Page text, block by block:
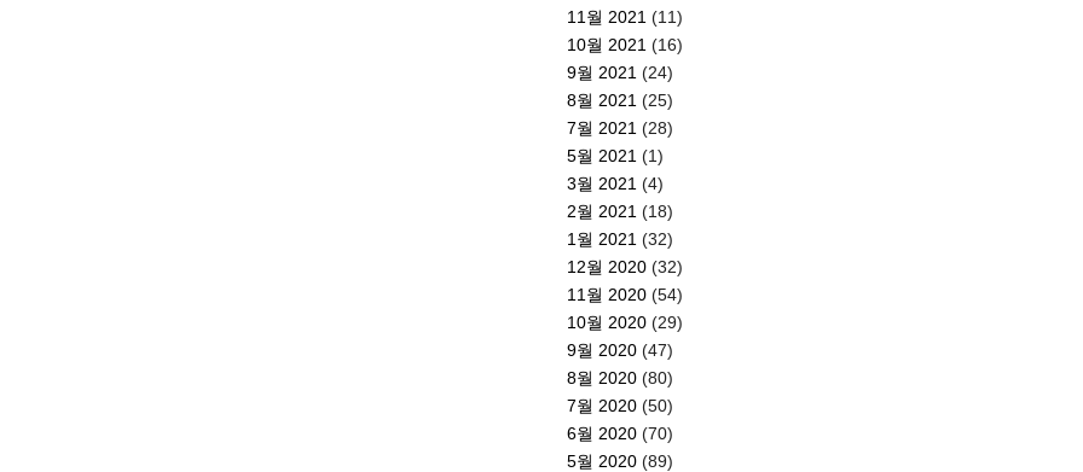
11월 2021 (11)
10월 2021 (16)
9월 2021 (24)
8월 2021 (25)
7월 2021 (28)
5월 2021 (1)
3월 2021 (4)
2월 2021 (18)
1월 2021 (32)
12월 2020 (32)
11월 2020 (54)
10월 2020 (29)
9월 2020 (47)
8월 2020 (80)
7월 2020 (50)
6월 2020 (70)
5월 2020 (89)